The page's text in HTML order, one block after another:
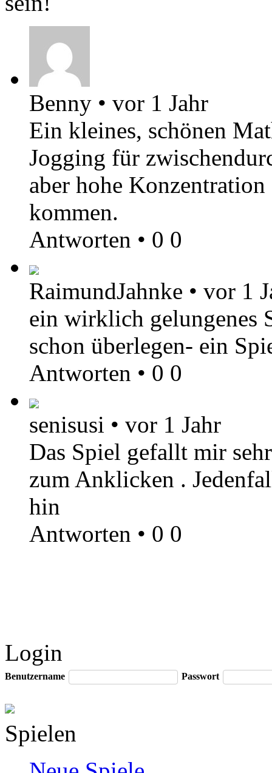
Benny • vor 1 Jahr
Ein kleines, schönen
Jogging für
aber hohe
kommen.
Antworten • 0 0
RaimundJahnke • vor 1
ein wirklich gelungenes
schon überlegen- ein
Antworten • 0 0
senisusi • vor 1 Jahr
Das Spiel gefallt mir
zum Anklicken .
hin
Antworten • 0 0
Login
Benutzername Passwort
Spielen